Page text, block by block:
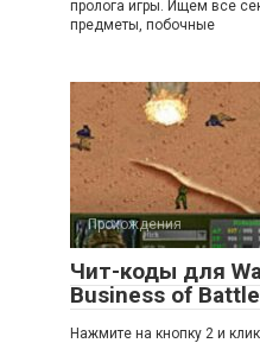
пролога игры. Ищем все
предметы, побочные
Прохождения
Чит-коды для
Business of Battle
Нажмите на кнопку 2 и